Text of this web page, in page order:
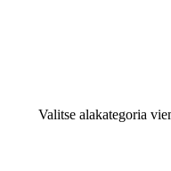
Valitse alakategoria